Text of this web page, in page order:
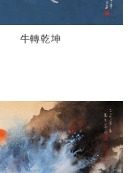
牛轉乾坤